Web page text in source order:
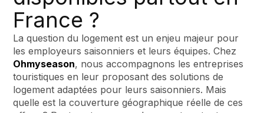
France ?
La question du logement est un enjeu majeur pour
les employeurs saisonniers et leurs équipes. Chez
Ohmyseason, nous accompagnons les entreprises
touristiques en leur proposant des solutions de
logement adaptées pour leurs saisonniers. Mais
quelle est la couverture géographique réelle de ces